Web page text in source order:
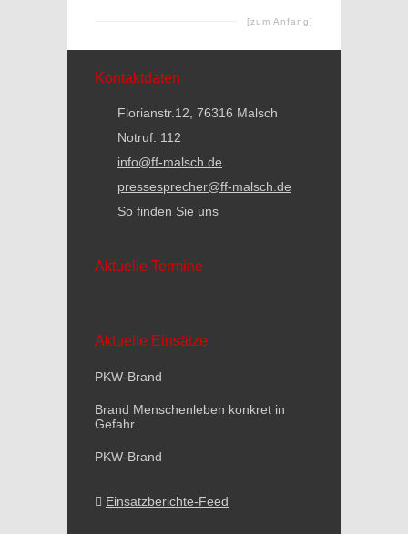
[zum Anfang]
Kontaktdaten
Florianstr.12, 76316 Malsch
Notruf: 112
info@ff-malsch.de
pressesprecher@ff-malsch.de
So finden Sie uns
Aktuelle Termine
Aktuelle Einsätze
PKW-Brand
Brand Menschenleben konkret in
Gefahr
PKW-Brand
Einsatzberichte-Feed